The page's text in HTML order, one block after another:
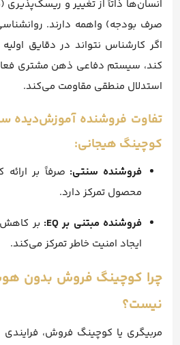
انسان‌ها ذاتاً از تغییر و ریسک‌پذیری
صرف بودجه) واهمه دارند.
اگر کارشناس نتواند در دقایق
کند، سیستم دفاعی ذهن مشتری
استدلال منطقی مقاومت می‌کند.
تفاوت فروشنده آموزش‌دیده
کوچینگ هیجانی:
فروشنده سنتی: صرفاً بر
محصول تمرکز دارد.
فروشنده مبتنی بر EQ:
بر
ایجاد امنیت خاطر تمرکز می‌کند.
چرا کوچینگ فروش بدون
نیست؟
مربیگری یا کوچینگ فروش، فرایندی